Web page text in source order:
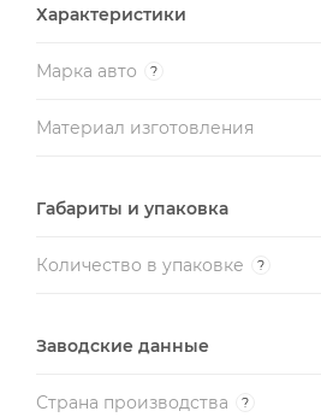
Характеристики
Марка авто ?
Материал изготовления
Габариты и упаковка
Количество в упаковке ?
Заводские данные
Страна производства ?